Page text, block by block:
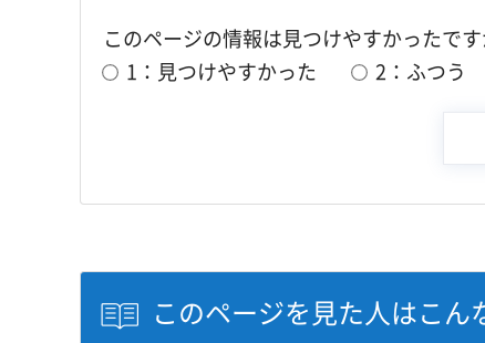
このページの情報は見つけやすかったです
1：見つけやすかった
2：ふつう
このページを見た人はこ